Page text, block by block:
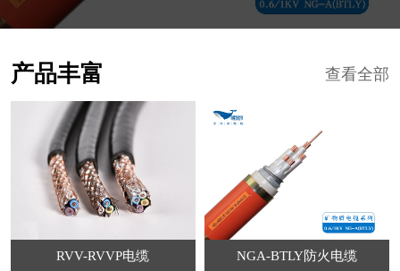
查看全部
产品丰富
RVV-RVVP电缆 NGA-BTLY防火电缆